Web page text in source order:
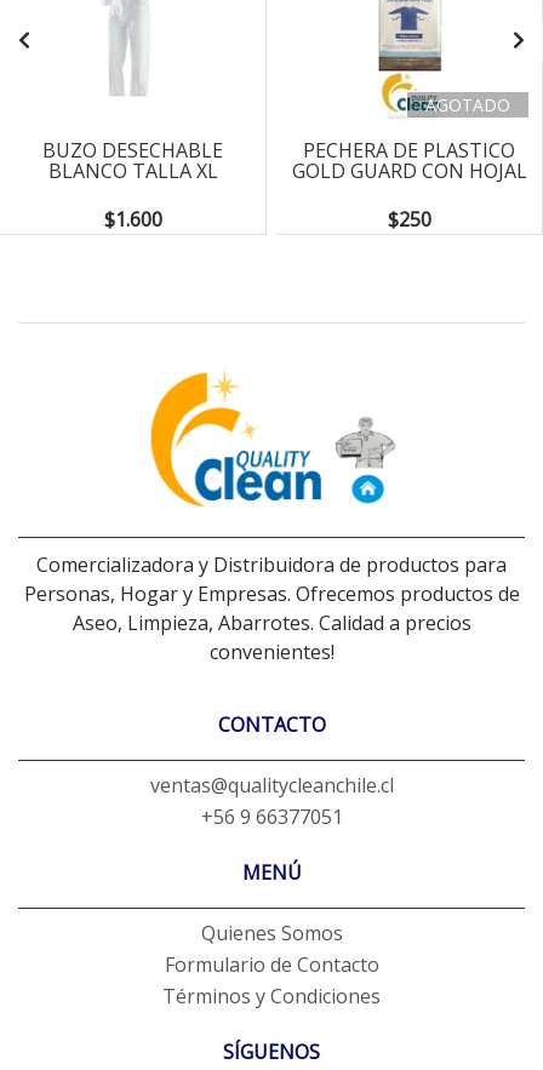
BUZO DESECHABLE
BLANCO TALLA XL
$1.600
AGOTADO
PECHERA DE PLASTICO
GOLD GUARD CON HOJAL
$250
Comercializadora y Distribuidora de productos para
Personas, Hogar y Empresas. Ofrecemos productos de
Aseo, Limpieza, Abarrotes. Calidad a precios
convenientes!
CONTACTO
ventas@qualitycleanchile.cl
+56 9 66377051
MENÚ
Quienes Somos
Formulario de Contacto
Términos y Condiciones
SÍGUENOS